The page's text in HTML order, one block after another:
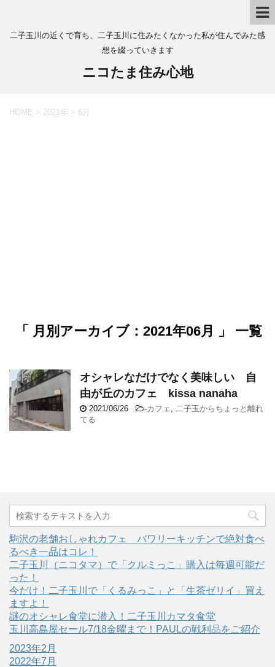
二子玉川の近くで育ち、二子玉川に住みたくなかった私が住んでみた感
想を綴っていきます
ニコたま住み心地
HOME > 2021年 > 6月
「 月別アーカイブ：2021年06月 」 一覧
オシャレなだけでなく美味しい 自
由が丘のカフェ kissa nanaha
2021/06/26 -カフェ , 二子玉からちょっと離れ
てる
駒沢の老舗おしゃれカフェ バワリーキッチンで絶対食べ
るべき一品はコレ！
二子玉川（ニコタマ）で「クルミっこ」購入は毎週可能だ
った！
今だけ！二子玉川で「くるみっこ」と「生茶ゼリイ」買え
ますよ！
謎のオシャレ食堂に潜入！二子玉川カマタ食堂
玉川高島屋セール7/18金曜まで！PAULの戦利品をご紹介
2023年2月
2022年7月